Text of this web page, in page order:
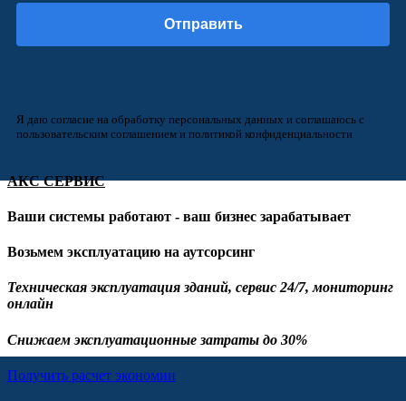
Я даю согласие на обработку персональных данных и соглашаюсь с
пользовательским соглашением и политикой конфиденциальности
АКС СЕРВИС
Ваши системы работают - ваш бизнес зарабатывает
Возьмем эксплуатацию на аутсорсинг
Техническая эксплуатация зданий, сервис 24/7, мониторинг
онлайн
Снижаем эксплуатационные затраты до 30%
Получить расчет экономии